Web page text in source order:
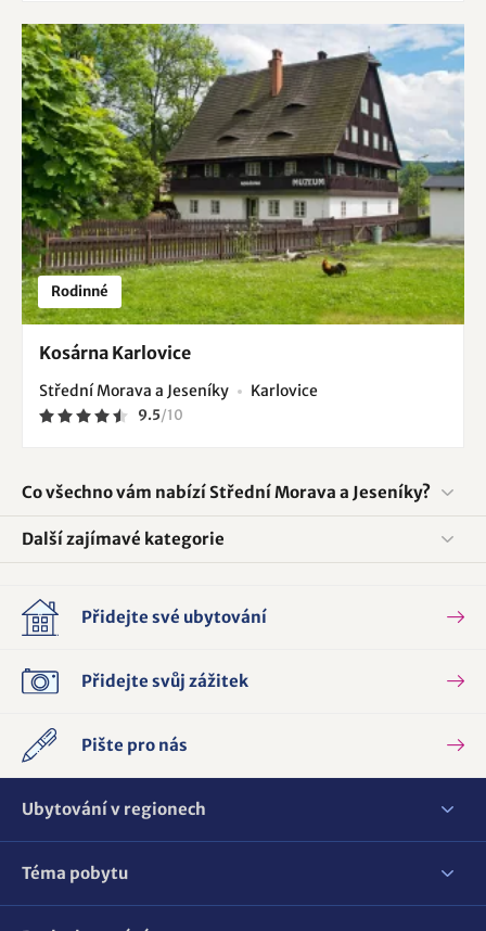
Rodinné
Kosárna Karlovice
Střední Morava a Jeseníky Karlovice
9.5/10
Co všechno vám nabízí Střední Morava a Jeseníky?
Další zajímavé kategorie
Přidejte své ubytování
Přidejte svůj zážitek
Pište pro nás
Ubytování v regionech
Téma pobytu